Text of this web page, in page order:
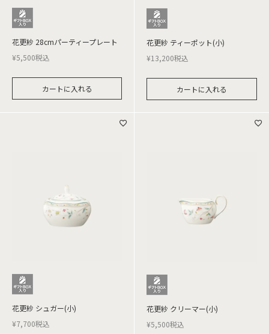
花更紗 28cmパーティープレート
¥5,500税込
カートに入れる
花更紗 ティーポット(小)
¥13,200税込
カートに入れる
花更紗 シュガー(小)
¥7,700税込
花更紗 クリーマー(小)
¥5,500税込